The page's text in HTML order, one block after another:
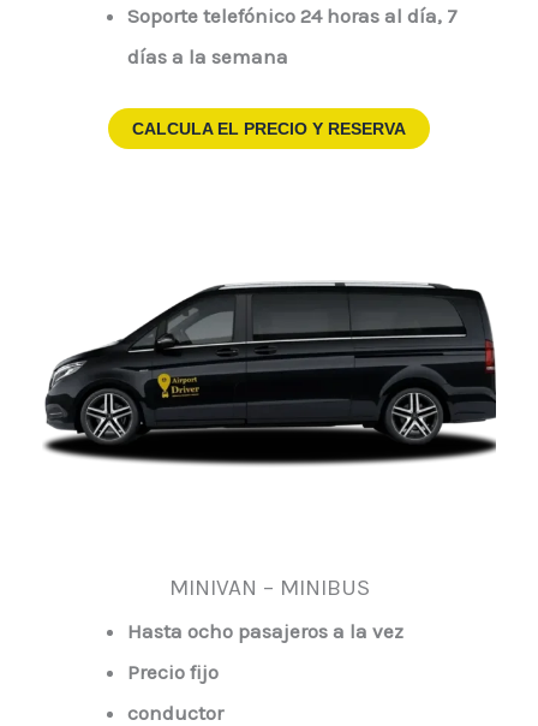
Soporte telefónico 24 horas al día, 7
días a la semana
CALCULA EL PRECIO Y RESERVA
MINIVAN – MINIBUS
Hasta ocho pasajeros a la vez
Precio fijo
conductor